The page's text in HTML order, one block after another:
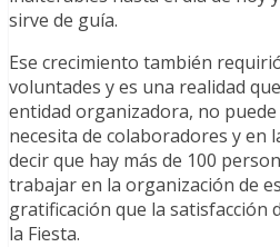
sirve de guía.
Ese crecimiento también
voluntades y es una realidad
entidad organizadora, no
necesita de colaboradores y en
decir que hay más de 100
trabajar en la organización de
gratificación que la satisfacción
la Fiesta.